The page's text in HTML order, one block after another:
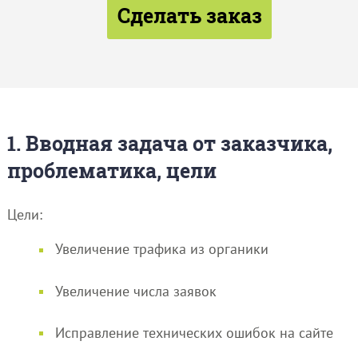
Сделать заказ
1. Вводная задача от заказчика,
проблематика, цели
Цели:
Увеличение трафика из органики
Увеличение числа заявок
Исправление технических ошибок на сайте